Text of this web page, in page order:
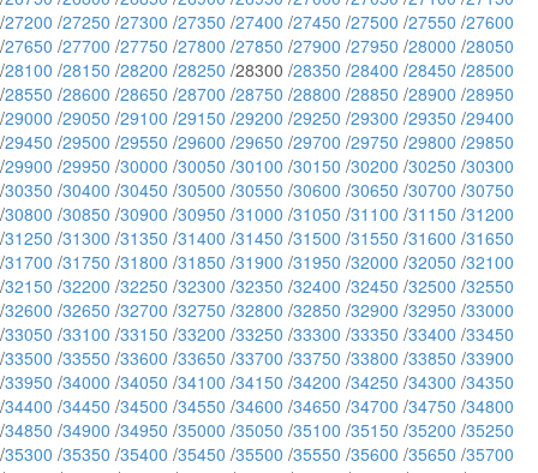
/27200 /27250 /27300 /27350 /27400 /27450 /27500 /27550 /27600
/27650 /27700 /27750 /27800 /27850 /27900 /27950 /28000 /28050
/28100 /28150 /28200 /28250 /28300 /28350 /28400 /28450 /28500
/28550 /28600 /28650 /28700 /28750 /28800 /28850 /28900 /28950
/29000 /29050 /29100 /29150 /29200 /29250 /29300 /29350 /29400
/29450 /29500 /29550 /29600 /29650 /29700 /29750 /29800 /29850
/29900 /29950 /30000 /30050 /30100 /30150 /30200 /30250 /30300
/30350 /30400 /30450 /30500 /30550 /30600 /30650 /30700 /30750
/30800 /30850 /30900 /30950 /31000 /31050 /31100 /31150 /31200
/31250 /31300 /31350 /31400 /31450 /31500 /31550 /31600 /31650
/31700 /31750 /31800 /31850 /31900 /31950 /32000 /32050 /32100
/32150 /32200 /32250 /32300 /32350 /32400 /32450 /32500 /32550
/32600 /32650 /32700 /32750 /32800 /32850 /32900 /32950 /33000
/33050 /33100 /33150 /33200 /33250 /33300 /33350 /33400 /33450
/33500 /33550 /33600 /33650 /33700 /33750 /33800 /33850 /33900
/33950 /34000 /34050 /34100 /34150 /34200 /34250 /34300 /34350
/34400 /34450 /34500 /34550 /34600 /34650 /34700 /34750 /34800
/34850 /34900 /34950 /35000 /35050 /35100 /35150 /35200 /35250
/35300 /35350 /35400 /35450 /35500 /35550 /35600 /35650 /35700